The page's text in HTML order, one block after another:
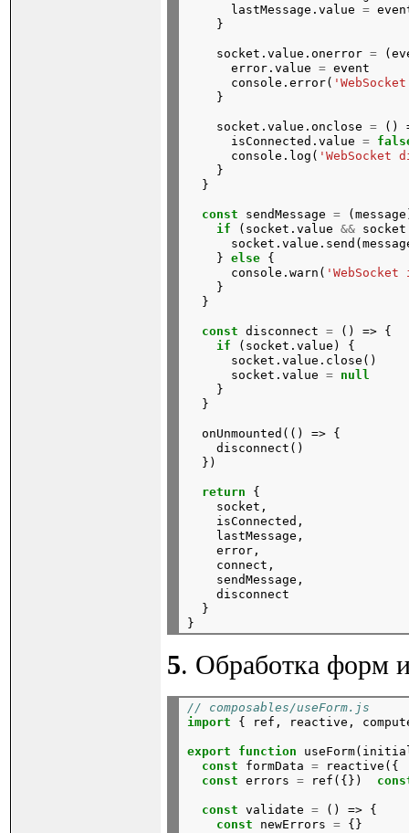
lastMessage.value
=
}
socket.value.onerror =
error.value
= event
console.error(
}
socket.value.onclose = ()
isConnected.value
=
console.log( 'WebSocket
}
}
const sendMessage =
if
(socket.value &&
}
else {
console.warn(
}
}
const disconnect = () => {
if
(socket.value)
{
socket.value.close()
socket.value
= null
}
}
onUnmounted(() => {
disconnect()
})
return
{
socket,
isConnected,
lastMessage,
error,
connect,
sendMessage,
disconnect
}
5. Обработка форм
// composables/useForm.js
import
{ ref, reactive,
export function
const
formData = reactive({
const
errors = ref({})
const validate = () => {
const
newErrors = {}